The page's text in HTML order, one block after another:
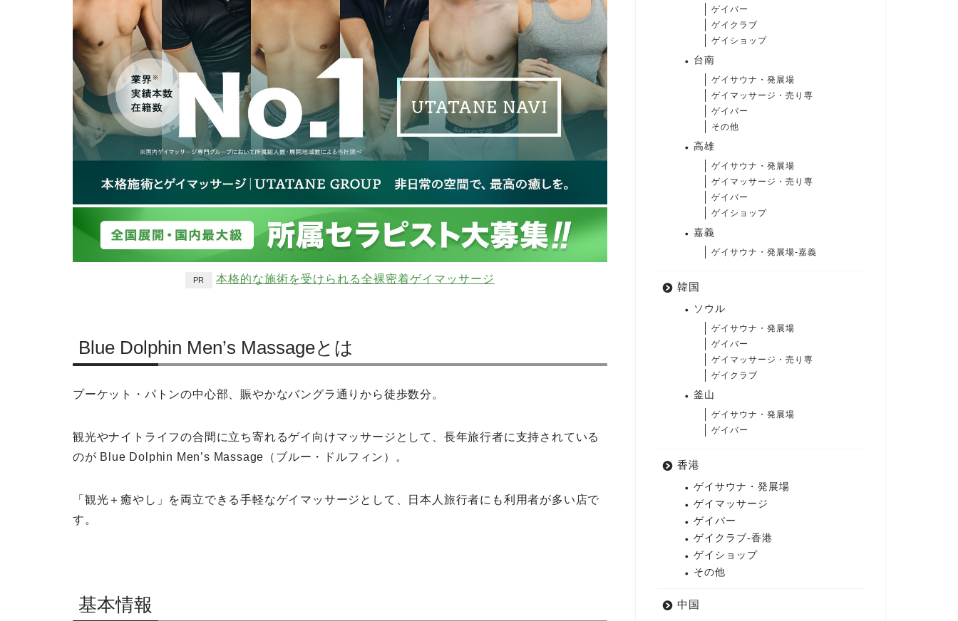
PR 本格的な施術を受けられる全裸密着ゲイマッサージ
Blue Dolphin Men’s Massageとは
プーケット・パトンの中心部、賑やかなバングラ通りから徒歩数分。
観光やナイトライフの合間に立ち寄れるゲイ向けマッサージとして、長年旅行者に支持されている
のが Blue Dolphin Men’s Massage（ブルー・ドルフィン）。
「観光＋癒やし」を両立できる手軽なゲイマッサージとして、日本人旅行者にも利用者が多い店で
す。
基本情報
ゲイバー
ゲイクラブ
ゲイショップ
台南
ゲイサウナ・発展場
ゲイマッサージ・売り専
ゲイバー
その他
高雄
ゲイサウナ・発展場
ゲイマッサージ・売り専
ゲイバー
ゲイショップ
嘉義
ゲイサウナ・発展場-嘉義
韓国
ソウル
ゲイサウナ・発展場
ゲイバー
ゲイマッサージ・売り専
ゲイクラブ
釜山
ゲイサウナ・発展場
ゲイバー
香港
ゲイサウナ・発展場
ゲイマッサージ
ゲイバー
ゲイクラブ-香港
ゲイショップ
その他
中国